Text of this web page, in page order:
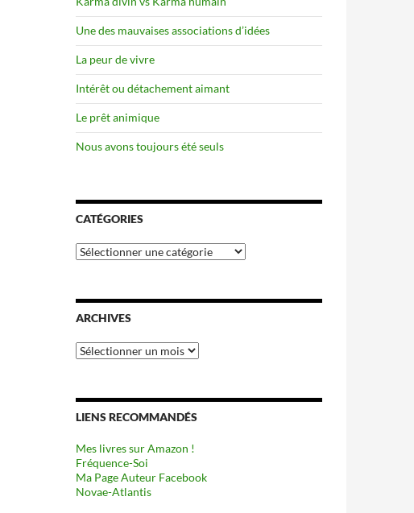
Une des mauvaises associations d’idées
La peur de vivre
Intérêt ou détachement aimant
Le prêt animique
Nous avons toujours été seuls
CATÉGORIES
Catégories
ARCHIVES
Archives
LIENS RECOMMANDÉS
Mes livres sur Amazon !
Fréquence-Soi
Ma Page Auteur Facebook
Novae-Atlantis